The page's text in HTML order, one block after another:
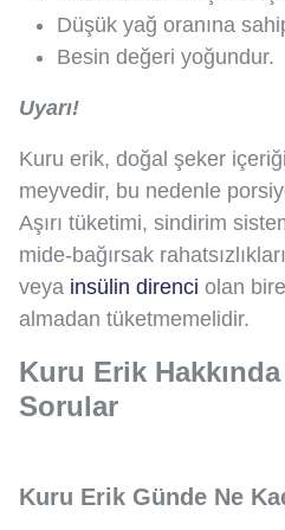
Düşük yağ oranına
Besin değeri yoğundur.
Uyarı!
Kuru erik, doğal şeker
meyvedir, bu nedenle
Aşırı tüketimi, sindirim
mide-bağırsak
veya insülin direnci olan
almadan tüketmemelidir.
Kuru Erik
Sorular
Kuru Erik Günde Ne